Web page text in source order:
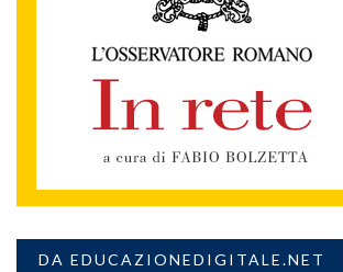
DA EDUCAZIONEDIGITALE.NET